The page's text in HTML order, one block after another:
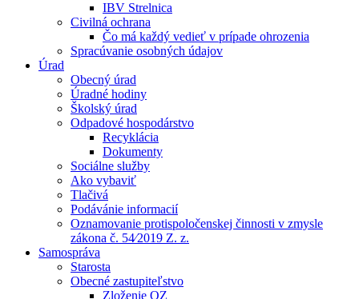
IBV Strelnica
Civilná ochrana
Čo má každý vedieť v prípade ohrozenia
Spracúvanie osobných údajov
Úrad
Obecný úrad
Úradné hodiny
Školský úrad
Odpadové hospodárstvo
Recyklácia
Dokumenty
Sociálne služby
Ako vybaviť
Tlačivá
Podávánie informacií
Oznamovanie protispoločenskej činnosti v zmysle
zákona č. 54⁄2019 Z. z.
Samospráva
Starosta
Obecné zastupiteľstvo
Zloženie OZ